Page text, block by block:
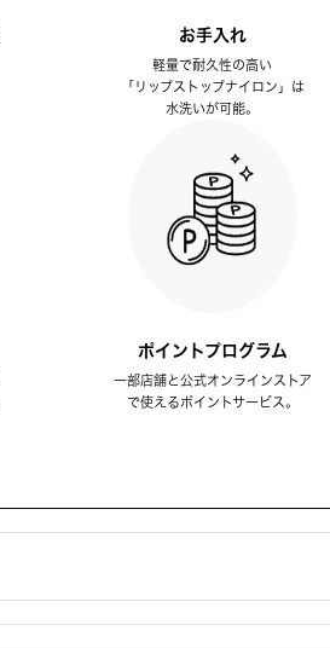
お手入れ
軽量で耐久性の高い
「リップストップナイロン」は
水洗いが可能。
ポイントプログラム
一部店舗と公式オンラインストア
で使えるポイントサービス。